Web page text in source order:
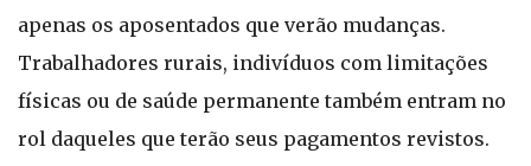
apenas os aposentados que verão mudanças.
Trabalhadores rurais, indivíduos com limitações
físicas ou de saúde permanente também entram no
rol daqueles que terão seus pagamentos revistos.